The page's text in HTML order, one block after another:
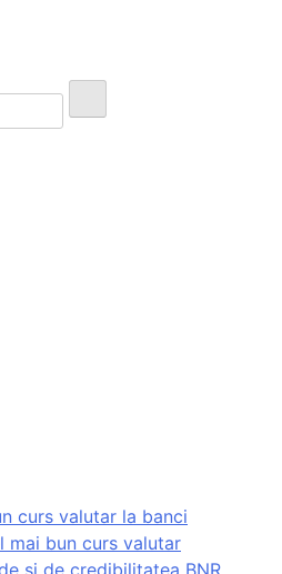
curs valutar la banci
mai bun curs valutar